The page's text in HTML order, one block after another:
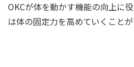
OKCが体を動かす機能の向上に役
は体の固定力を高めていく こと